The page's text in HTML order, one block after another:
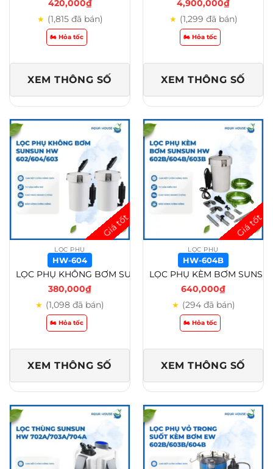
420,000₫
★ (1,815 đã bán)
🏍️ Hỏa tốc
XEM THÔNG SỐ
4,900,000₫
★ (1,299 đã bán)
🏍️ Hỏa tốc
XEM THÔNG SỐ
LỌC PHỤ
HW-604
380,000₫
★ (1,098 đã bán)
🏍️ Hỏa tốc
XEM THÔNG SỐ
LỌC PHỤ
HW-604B
LỌC PHỤ KÈM BƠM SUNSUN HW 602B/HW 604B/HW 603B – HW-604B
640,000₫
★ (294 đã bán)
🏍️ Hỏa tốc
XEM THÔNG SỐ